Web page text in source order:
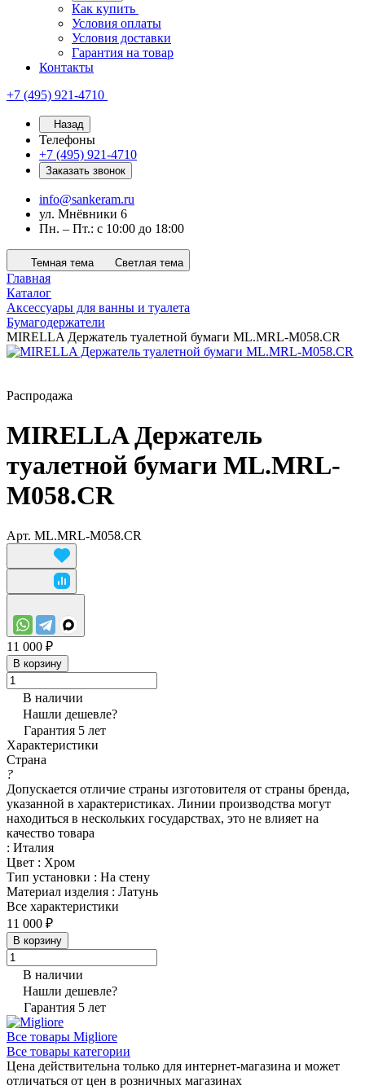
Как купить
Условия оплаты
Условия доставки
Гарантия на товар
Контакты
+7 (495) 921-4710
Назад
Телефоны
+7 (495) 921-4710
Заказать звонок
info@sankeram.ru
ул. Мнёвники 6
Пн. – Пт.: с 10:00 до 18:00
Темная тема Светлая тема
Главная
Каталог
Аксессуары для ванны и туалета
Бумагодержатели
MIRELLA Держатель туалетной бумаги ML.MRL-M058.CR
Распродажа
MIRELLA Держатель
туалетной бумаги ML.MRL-
M058.CR
Арт. ML.MRL-M058.CR
11 000 ₽
В корзину
В наличии
Нашли дешевле?
Гарантия 5 лет
Характеристики
Страна
?
Допускается отличие страны изготовителя от страны бренда,
указанной в характеристиках. Линии производства могут
находиться в нескольких государствах, это не влияет на
качество товара
: Италия
Цвет : Хром
Тип установки : На стену
Материал изделия : Латунь
Все характеристики
11 000 ₽
В корзину
В наличии
Нашли дешевле?
Гарантия 5 лет
Все товары Migliore
Все товары категории
Цена действительна только для интернет-магазина и может
отличаться от цен в розничных магазинах